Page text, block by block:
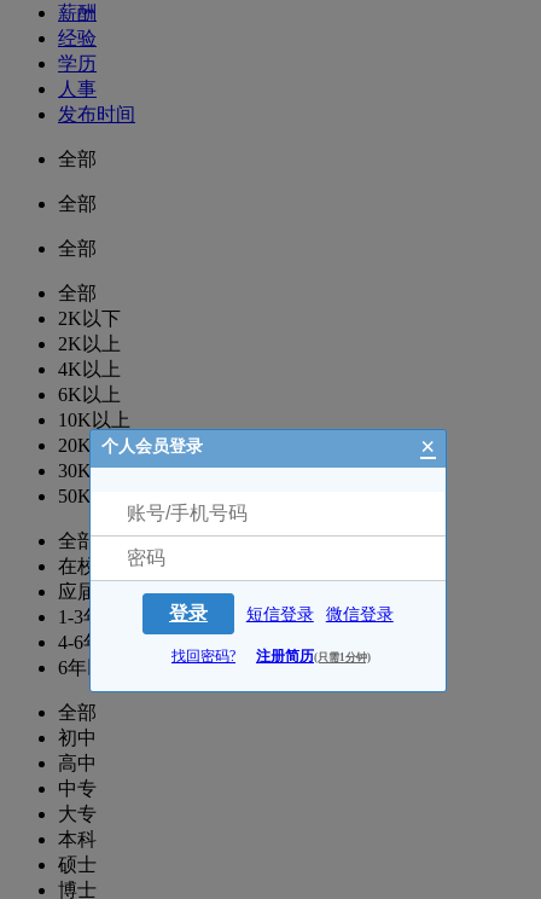
薪酬
经验
学历
人事
发布时间
全部
全部
全部
全部
2K以下
2K以上
4K以上
6K以上
10K以上
20K以上
30K以上
50K以上
全部
在校生
应届生
1-3年
4-6年
6年以上
全部
初中
高中
中专
大专
本科
硕士
博士
个人会员登录 ×
登录 短信登录 微信登录
找回密码? 注册简历(只需1分钟)